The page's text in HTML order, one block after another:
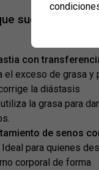
suelen
con
el exceso de grasa y
la diástasis
la grasa para dar
de senos
Ideal para quienes
corporal de forma